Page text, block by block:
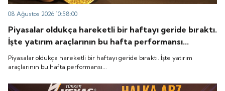
08 Ağustos 2026 10:58:00
Piyasalar oldukça hareketli bir haftayı geride bıraktı.
İşte yatırım araçlarının bu hafta performansı...
Piyasalar oldukça hareketli bir haftayı geride bıraktı. İşte yatırım
araçlarının bu hafta performansı...